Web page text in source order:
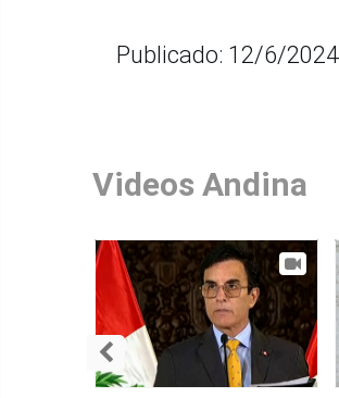
Publicado: 12/6/2024
Videos Andina